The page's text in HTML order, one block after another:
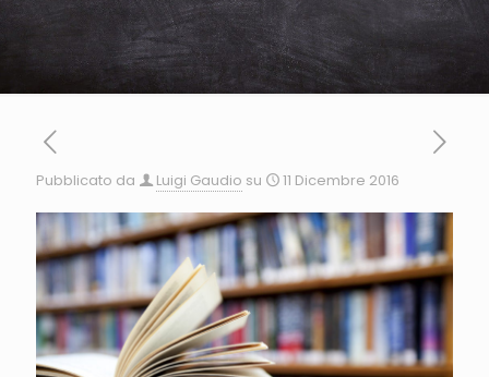
Pubblicato da Luigi Gaudio su 11 Dicembre 2016